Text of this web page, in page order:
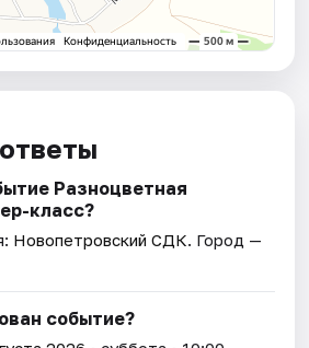
Разноцветная
класс?
Новопетровский СДК. Город —
событие?